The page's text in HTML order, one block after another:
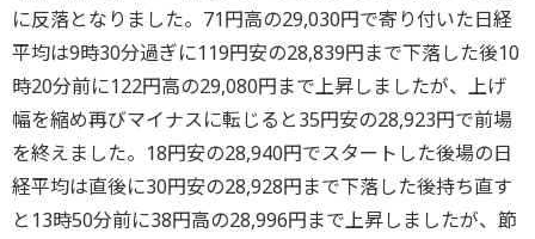
に反落となりました。71円高の29,030円で寄り付いた日経
平均は9時30分過ぎに119円安の28,839円まで下落した後10
時20分前に122円高の29,080円まで上昇しましたが、上げ
幅を縮め再びマイナスに転じると35円安の28,923円で前場
を終えました。18円安の28,940円でスタートした後場の日
経平均は直後に30円安の28,928円まで下落した後持ち直す
と13時50分前に38円高の28,996円まで上昇しましたが、節